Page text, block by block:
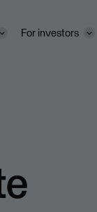
For investors